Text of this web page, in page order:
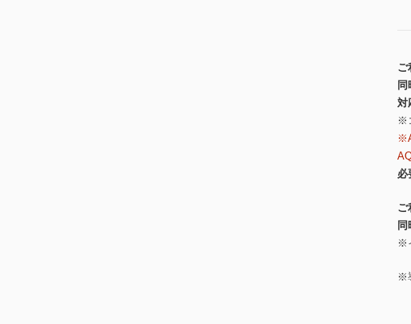
ご
対
※
必
ご
※
※